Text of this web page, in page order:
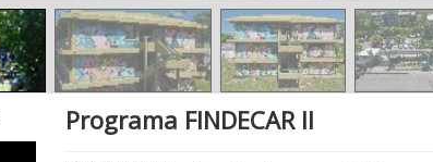
Programa FINDECAR II